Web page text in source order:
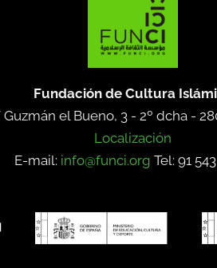
Fundación de Cultura
el Bueno, 3 - 2º dcha -
Localización
E-mail: info@funci.org Tel: 91